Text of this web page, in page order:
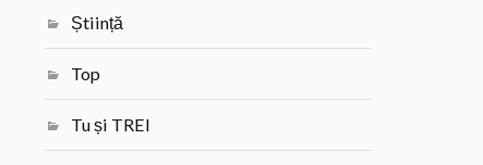
Știință
Top
Tu și TREI